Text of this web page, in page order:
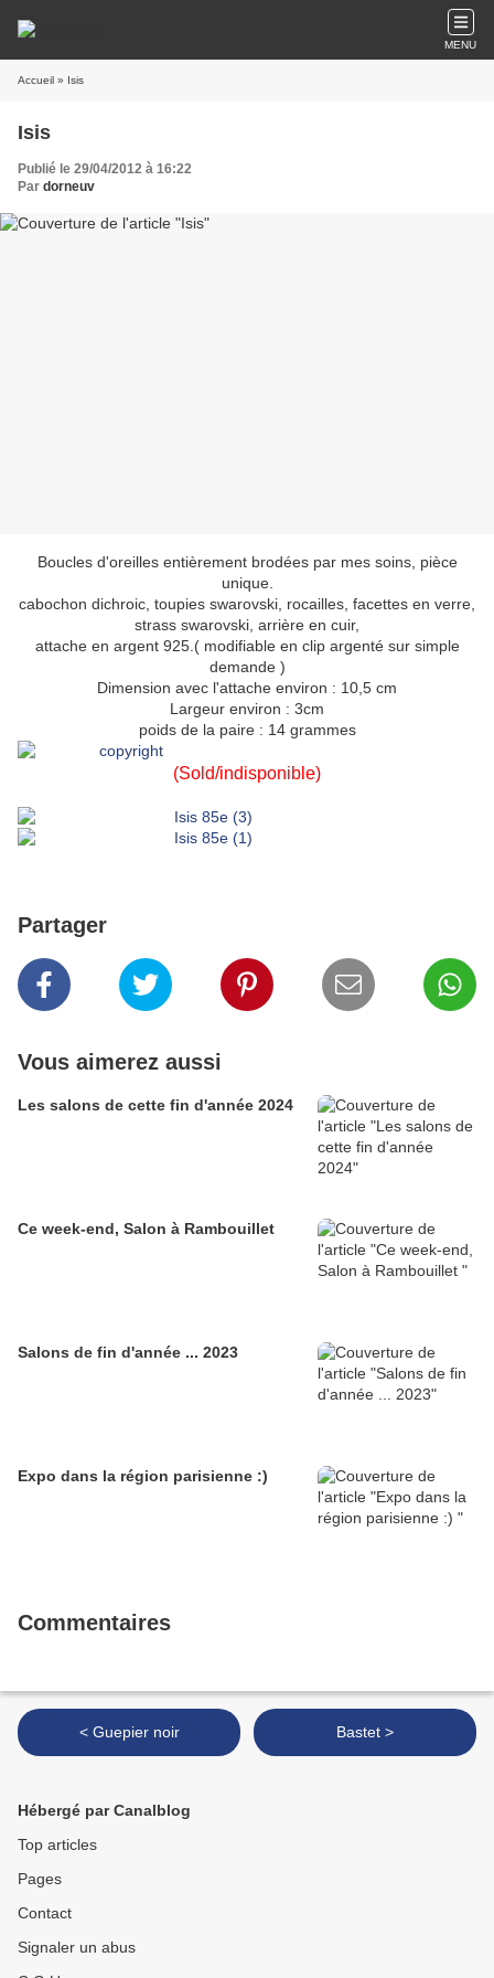
MENU
Accueil » Isis
Isis
Publié le 29/04/2012 à 16:22
Par dorneuv
Boucles d'oreilles entièrement brodées par mes soins, pièce
unique.
cabochon dichroic, toupies swarovski, rocailles, facettes en verre,
strass swarovski, arrière en cuir,
attache en argent 925.( modifiable en clip argenté sur simple
demande )
Dimension avec l'attache environ : 10,5 cm
Largeur environ : 3cm
poids de la paire : 14 grammes
(Sold/indisponible)
Partager
Vous aimerez aussi
Les salons de cette fin d'année 2024
Ce week-end, Salon à Rambouillet
Salons de fin d'année ... 2023
Expo dans la région parisienne :)
Commentaires
< Guepier noir Bastet >
Hébergé par Canalblog
Top articles
Pages
Contact
Signaler un abus